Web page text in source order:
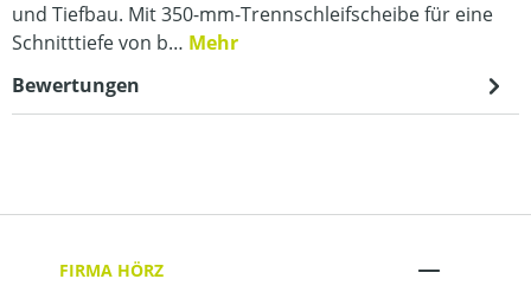
und Tiefbau. Mit 350-mm-Trennschleifscheibe für eine
Schnitttiefe von b… Mehr
Bewertungen
FIRMA HÖRZ